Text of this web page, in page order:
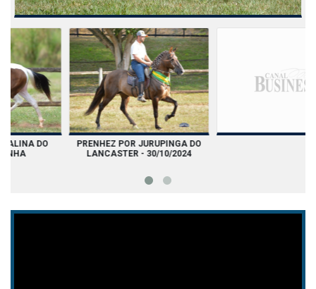
SUA FILHA, NAFTALINA DO
CHIRIBIRIBINHA
PRENHEZ POR JURUPINGA DO
LANCASTER - 30/10/2024